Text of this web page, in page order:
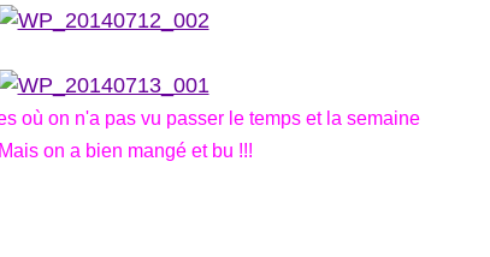
où on n'a pas vu passer le temps et la semaine
on a bien mangé et bu !!!